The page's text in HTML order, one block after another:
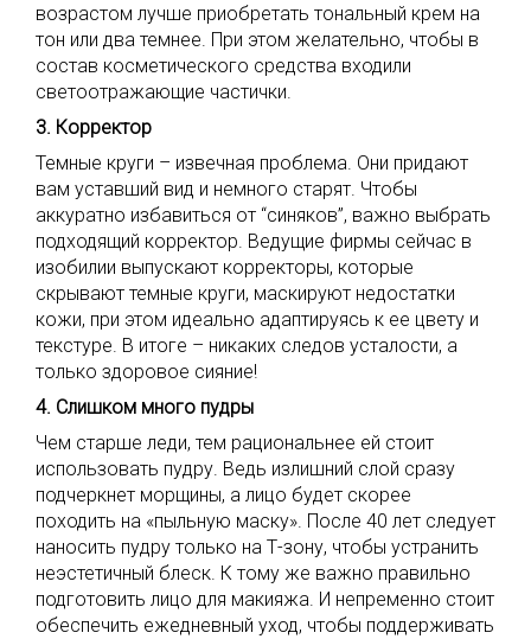
возрастом лучше приобретать тональный крем на
тон или два темнее. При этом желательно, чтобы в
состав косметического средства входили
светоотражающие частички.
3. Корректор
Темные круги – извечная проблема. Они придают
вам уставший вид и немного старят. Чтобы
аккуратно избавиться от “синяков”, важно выбрать
подходящий корректор. Ведущие фирмы сейчас в
изобилии выпускают корректоры, которые
скрывают темные круги, маскируют недостатки
кожи, при этом идеально адаптируясь к ее цвету и
текстуре. В итоге – никаких следов усталости, а
только здоровое сияние!
4. Слишком много пудры
Чем старше леди, тем рациональнее ей стоит
использовать пудру. Ведь излишний слой сразу
подчеркнет морщины, а лицо будет скорее
походить на «пыльную маску». После 40 лет следует
наносить пудру только на Т-зону, чтобы устранить
неэстетичный блеск. К тому же важно правильно
подготовить лицо для макияжа. И непременно стоит
обеспечить ежедневный уход, чтобы поддерживать